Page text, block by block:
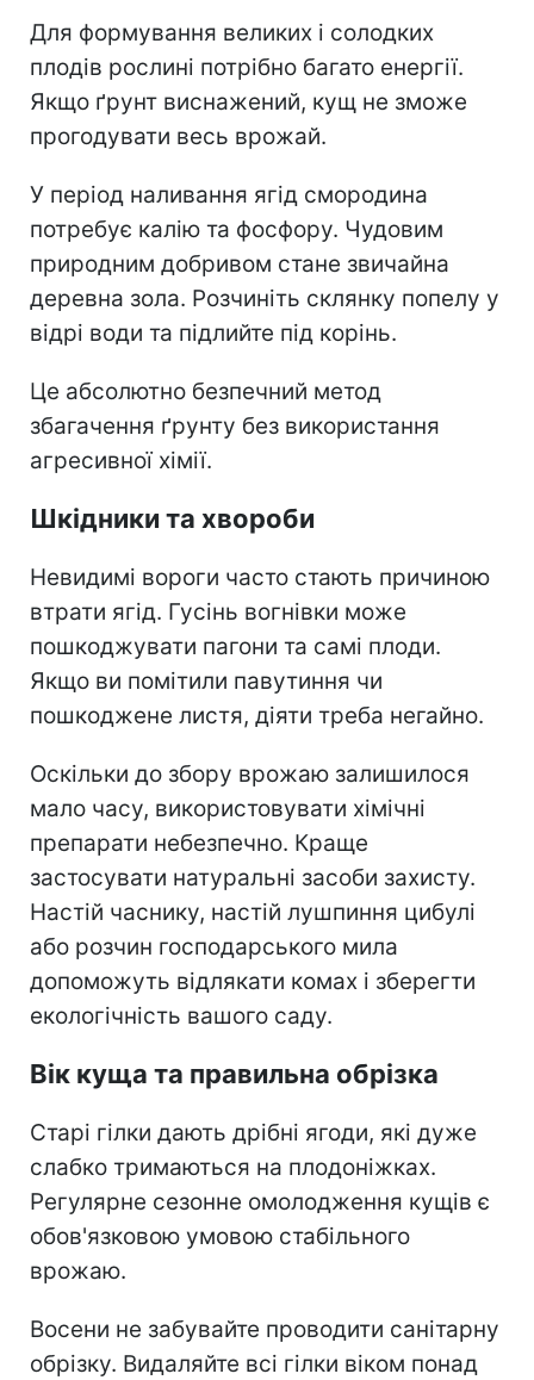
Для формування великих і солодких
плодів рослині потрібно багато енергії.
Якщо ґрунт виснажений, кущ не зможе
прогодувати весь врожай.
У період наливання ягід смородина
потребує калію та фосфору. Чудовим
природним добривом стане звичайна
деревна зола. Розчиніть склянку попелу у
відрі води та підлийте під корінь.
Це абсолютно безпечний метод
збагачення ґрунту без використання
агресивної хімії.
Шкідники та хвороби
Невидимі вороги часто стають причиною
втрати ягід. Гусінь вогнівки може
пошкоджувати пагони та самі плоди.
Якщо ви помітили павутиння чи
пошкоджене листя, діяти треба негайно.
Оскільки до збору врожаю залишилося
мало часу, використовувати хімічні
препарати небезпечно. Краще
застосувати натуральні засоби захисту.
Настій часнику, настій лушпиння цибулі
або розчин господарського мила
допоможуть відлякати комах і зберегти
екологічність вашого саду.
Вік куща та правильна обрізка
Старі гілки дають дрібні ягоди, які дуже
слабко тримаються на плодоніжках.
Регулярне сезонне омолодження кущів є
обов'язковою умовою стабільного
врожаю.
Восени не забувайте проводити санітарну
обрізку. Видаляйте всі гілки віком понад